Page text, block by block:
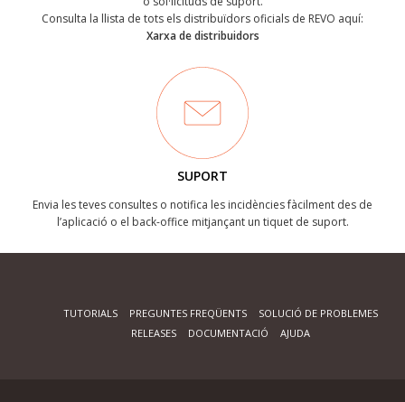
Consulta la llista de tots els distribuïdors oficials de REVO aquí:
Xarxa de distribuidors
SUPORT
Envia les teves consultes o notifica les incidències fàcilment des de
l’aplicació o el back-office mitjançant un tiquet de suport.
TUTORIALS PREGUNTES FREQÜENTS
SOLUCIÓ DE PROBLEMES
RELEASES
DOCUMENTACIÓ AJUDA